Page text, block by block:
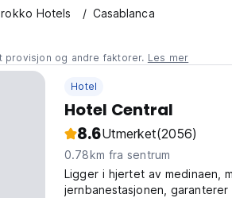
Hotels Casablanca
provisjon og andre faktorer. Les mer
Hotel
Hotel Central
8.6Utmerket(2056)
0.78km fra sentrum
Ligger i hjertet av medinaen,
jernbanestasjonen,